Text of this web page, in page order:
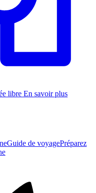
libre En savoir plus
Guide de voyagePréparez